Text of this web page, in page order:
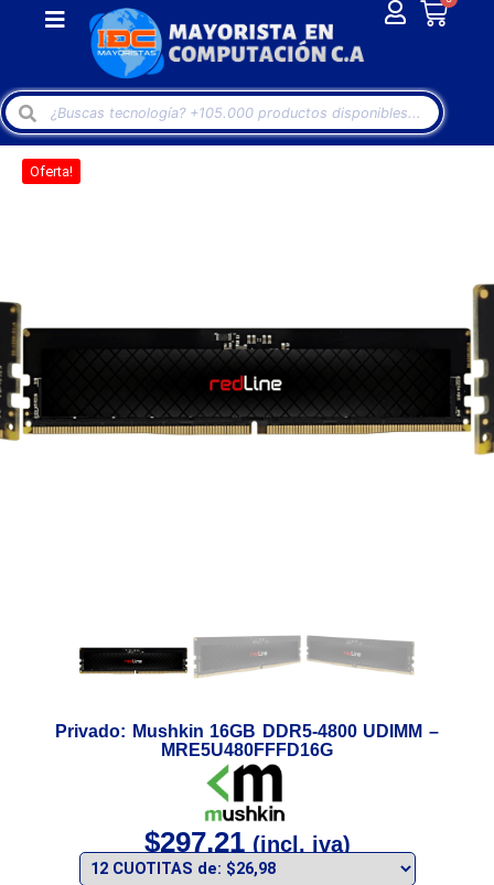
Oferta!
Privado: Mushkin 16GB DDR5-4800 UDIMM –
MRE5U480FFFD16G
$297,21 (incl. iva)